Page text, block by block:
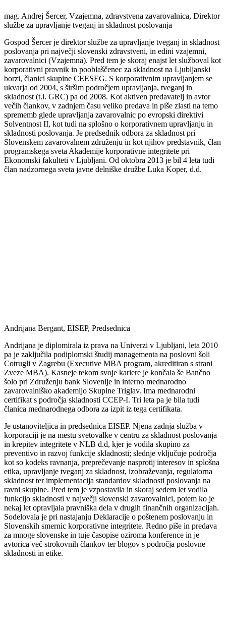
mag. Andrej Šercer, Vzajemna, zdravstvena zavarovalnica, Direktor
službe za upravljanje tveganj in skladnost poslovanja
Gospod Šercer je direktor službe za upravljanje tveganj in skladnost
poslovanja pri največji slovenski zdravstveni, in edini vzajemni,
zavarovalnici (Vzajemna). Pred tem je skoraj enajst let služboval kot
korporativni pravnik in pooblaščenec za skladnost na Ljubljanski
borzi, članici skupine CEESEG. S korporativnim upravljanjem se
ukvarja od 2004, s širšim področjem upravljanja, tveganj in
skladnost (t.i. GRC) pa od 2008. Kot aktiven predavatelj in avtor
večih člankov, v zadnjem času veliko predava in piše zlasti na temo
sprememb glede upravljanja zavarovalnic po evropski direktivi
Solventnost II, kot tudi na splošno o korporativnem upravljanju in
skladnosti poslovanja. Je predsednik odbora za skladnost pri
Slovenskem zavarovalnem združenju in kot njihov predstavnik, član
programskega sveta Akademije korporativne integritete pri
Ekonomski fakulteti v Ljubljani. Od oktobra 2013 je bil 4 leta tudi
član nadzornega sveta javne delniške družbe Luka Koper, d.d.
Andrijana Bergant, EISEP, Predsednica
Andrijana je diplomirala iz prava na Univerzi v Ljubljani, leta 2010
pa je zaključila podiplomski študij managementa na poslovni šoli
Cotrugli v Zagrebu (Executive MBA program, akreditiran s strani
Zveze MBA). Kasneje tekom svoje kariere je končala še Bančno
šolo pri Združenju bank Slovenije in interno mednarodno
zavarovalniško akademijo Skupine Triglav. Ima mednarodni
certifikat s področja skladnosti CCEP-I. Tri leta pa je bila tudi
članica mednarodnega odbora za izpit iz tega certifikata.
Je ustanoviteljica in predsednica EISEP. Njena zadnja služba v
korporaciji je na mestu svetovalke v centru za skladnost poslovanja
in krepitev integritete v NLB d.d, kjer je vodila skupino za
preventivo in razvoj funkcije skladnosti; slednje vključuje področja
kot so kodeks ravnanja, preprečevanje nasprotij interesov in splošna
etika, upravljanje tveganj za skladnost, izobraževanja, regulatorna
skladnost ter implementacija standardov skladnosti poslovanja na
ravni skupine. Pred tem je vzpostavila in skoraj sedem let vodila
funkcijo skladnosti v največji slovenski zavarovalnici, potem ko je
nekaj let opravljala pravniška dela v drugih finančnih organizacijah.
Sodelovala je pri nastajanju Deklaracije o poštenem poslovanju in
Slovenskih smernic korporativne integritete. Redno piše in predava
za mnoge slovenske in tuje časopise oziroma konference in je
avtorica več strokovnih člankov ter blogov s področja poslovne
skladnosti in etike.